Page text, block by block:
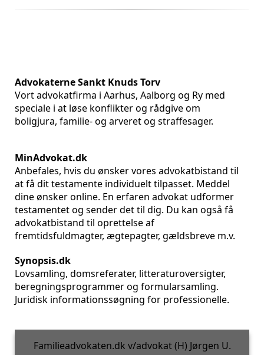
Advokaterne Sankt Knuds Torv
Vort advokatfirma i Aarhus, Aalborg og Ry med
speciale i at løse konflikter og rådgive om
boligjura, familie- og arveret og straffesager.
MinAdvokat.dk
Anbefales, hvis du ønsker vores advokatbistand til
at få dit testamente individuelt tilpasset. Meddel
dine ønsker online. En erfaren advokat udformer
testamentet og sender det til dig. Du kan også få
advokatbistand til oprettelse af
fremtidsfuldmagter, ægtepagter, gældsbreve m.v.
Synopsis.dk
Lovsamling, domsreferater, litteraturoversigter,
beregningsprogrammer og formularsamling.
Juridisk informationssøgning for professionelle.
Familieadvokaten.dk v/advokat (H) Jørgen U.